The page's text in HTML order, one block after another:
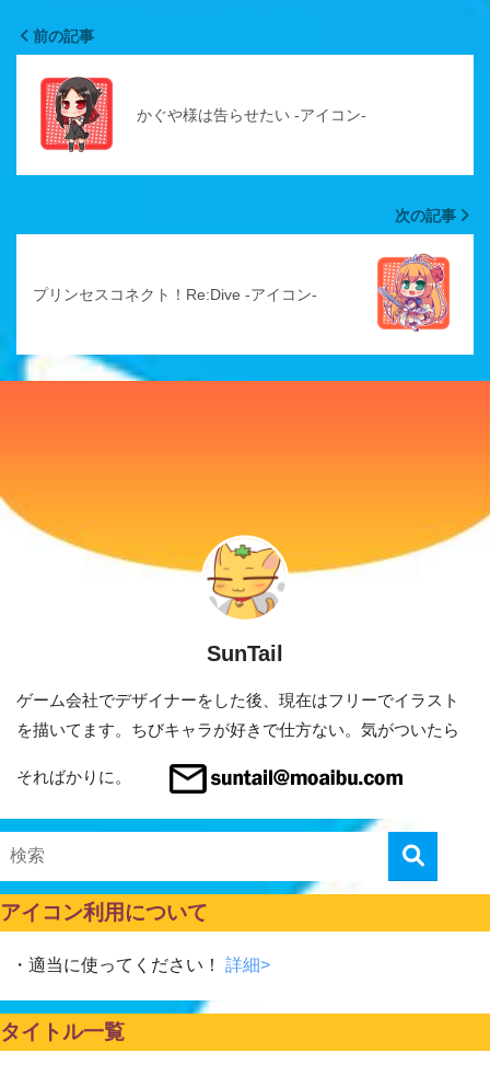
前の記事
かぐや様は告らせたい -アイコン-
次の記事
プリンセスコネクト！Re:Dive -アイコン-
SunTail
ゲーム会社でデザイナーをした後、現在はフリーでイラスト
を描いてます。ちびキャラが好きで仕方ない。気がついたら
そればかりに。
アイコン利用について
・適当に使ってください！ 詳細>
タイトル一覧